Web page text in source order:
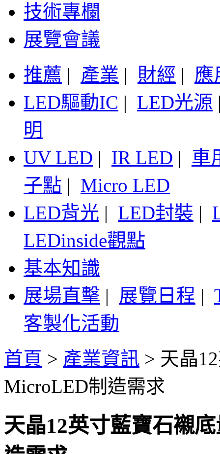
技術專欄
展覽會議
推薦 | 產業 | 財經 | 應
LED驅動IC | LED光源
明
UV LED | IR LED | 車
子點 | Micro LED
LED背光 | LED封裝 |
LEDinside觀點
基本知識
展場直擊 | 展覽日程 |
客製化活動
首頁 > 產業資訊 > 天晶
MicroLED制造需求
天晶12英寸藍寶石襯